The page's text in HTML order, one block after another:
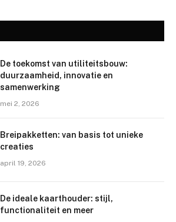
De toekomst van utiliteitsbouw:
duurzaamheid, innovatie en
samenwerking
mei 2, 2026
Breipakketten: van basis tot unieke
creaties
april 19, 2026
De ideale kaarthouder: stijl,
functionaliteit en meer